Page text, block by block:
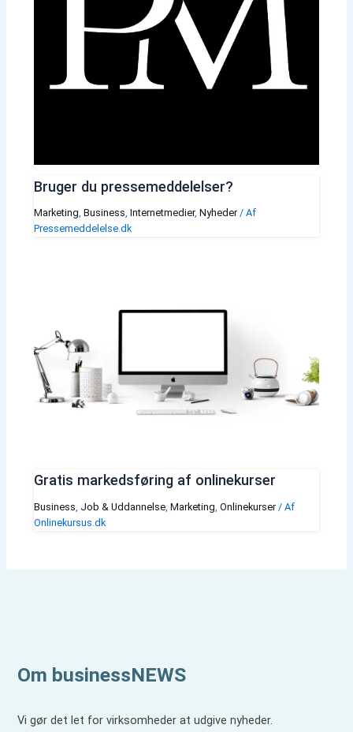
Bruger du pressemeddelelser?
Marketing, Business, Internetmedier, Nyheder/ Af
Pressemeddelelse.dk
Gratis markedsføring af onlinekurser
Business, Job & Uddannelse, Marketing, Onlinekurser/ Af
Onlinekursus.dk
Om businessNEWS
Vi gør det let for virksomheder at udgive nyheder.